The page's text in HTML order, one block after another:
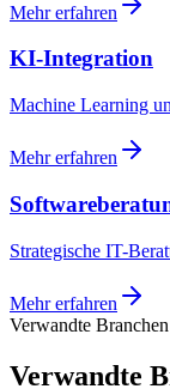
Mehr erfahren
KI-Integration
Machine Learning
Mehr erfahren
Strategische IT-
Mehr erfahren
Verwandte Branchen
Verwandte